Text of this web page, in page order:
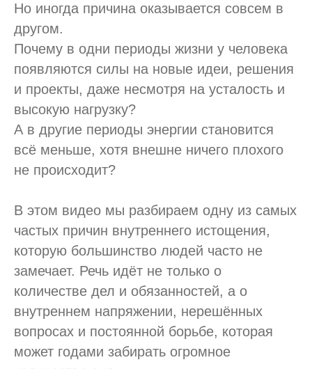
Но иногда причина оказывается совсем в
другом.
Почему в одни периоды жизни у человека
появляются силы на новые идеи, решения
и проекты, даже несмотря на усталость и
высокую нагрузку?
А в другие периоды энергии становится
всё меньше, хотя внешне ничего плохого
не происходит?
В этом видео мы разбираем одну из самых
частых причин внутреннего истощения,
которую большинство людей часто не
замечает. Речь идёт не только о
количестве дел и обязанностей, а о
внутреннем напряжении, нерешённых
вопросах и постоянной борьбе, которая
может годами забирать огромное